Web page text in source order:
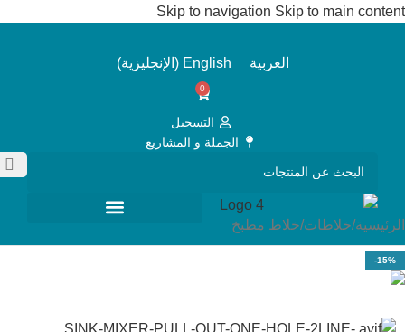
Skip to navigation Skip to main content
العربية English
( الإنجليزية)
0
التسجيل
الجملة و المشاريع
الرئيسية/خلاطات/خلاط مطبخ
-15%